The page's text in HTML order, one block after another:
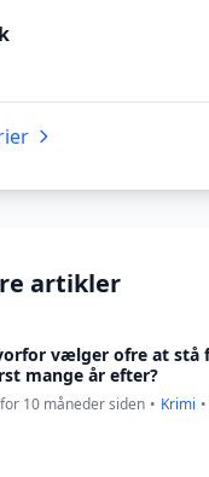
artikler
vælger ofre at stå
mange år efter?
for 10 måneder siden • Krimi •